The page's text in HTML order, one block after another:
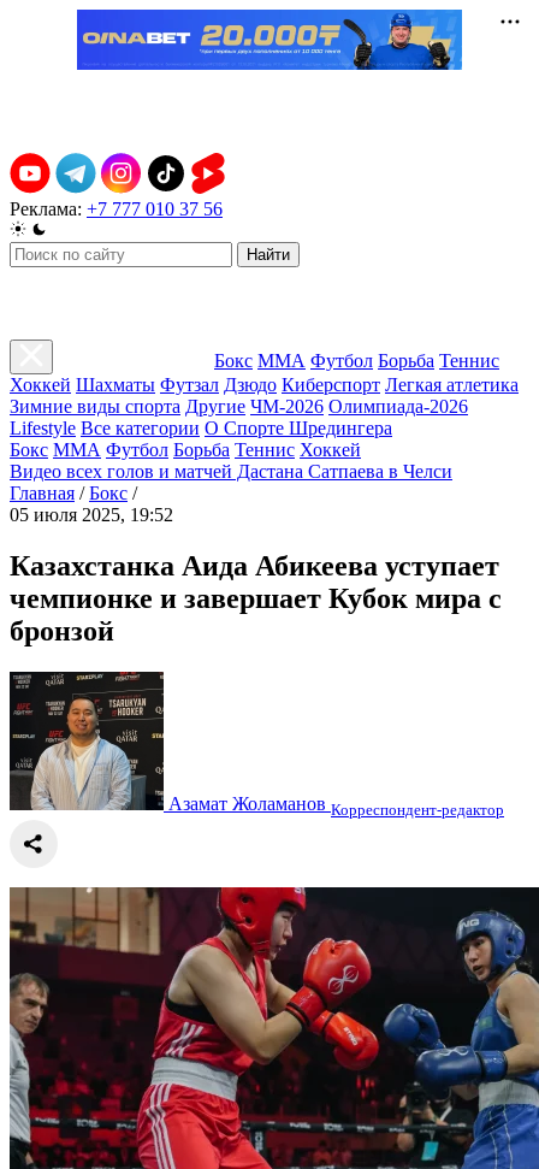
Реклама: +7 777 010 37 56
Найти
Бокс ММА Футбол Борьба Теннис
Хоккей Шахматы Футзал Дзюдо Киберспорт Легкая атлетика
Зимние виды спорта Другие ЧМ-2026 Олимпиада-2026
Lifestyle Все категории О Спорте Шредингера
Бокс ММА Футбол Борьба Теннис Хоккей
Видео всех голов и матчей Дастана Сатпаева в Челси
Главная / Бокс /
05 июля 2025, 19:52
Казахстанка Аида Абикеева уступает
чемпионке и завершает Кубок мира с
бронзой
Азамат Жоламанов Корреспондент-редактор